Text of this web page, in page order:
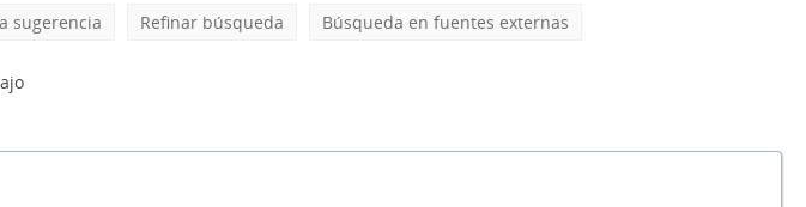
sugerencia Refinar búsqueda Búsqueda en fuentes externas